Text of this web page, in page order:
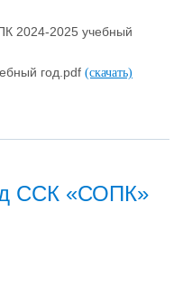
2024-2025 учебный
год.pdf (скачать)
ССК «СОПК»